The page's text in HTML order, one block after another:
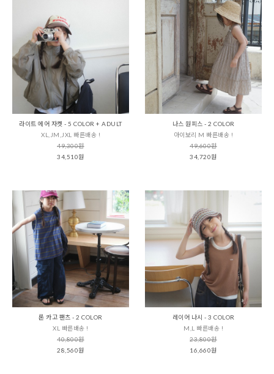
라이트 에어 자켓 - 5 COLOR + ADULT
XL,JM,JXL 빠른배송 !
49,300원
34,510원
나스 원피스 - 2 COLOR
아이보리 M 빠른배송 !
49,600원
34,720원
론 카고 팬츠 - 2 COLOR
XL 빠른배송 !
40,800원
28,560원
레이어 나시 - 3 COLOR
M,L 빠른배송 !
23,800원
16,660원